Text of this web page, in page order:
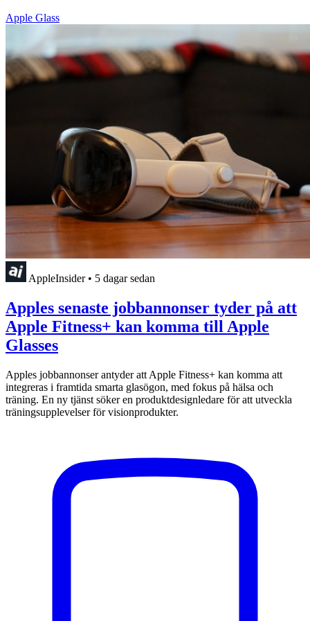
Apple Glass
AppleInsider • 5 dagar sedan
Apples senaste jobbannonser tyder på att
Apple Fitness+ kan komma till Apple
Glasses
Apples jobbannonser antyder att Apple Fitness+ kan komma att
integreras i framtida smarta glasögon, med fokus på hälsa och
träning. En ny tjänst söker en produktdesignledare för att utveckla
träningsupplevelser för visionprodukter.